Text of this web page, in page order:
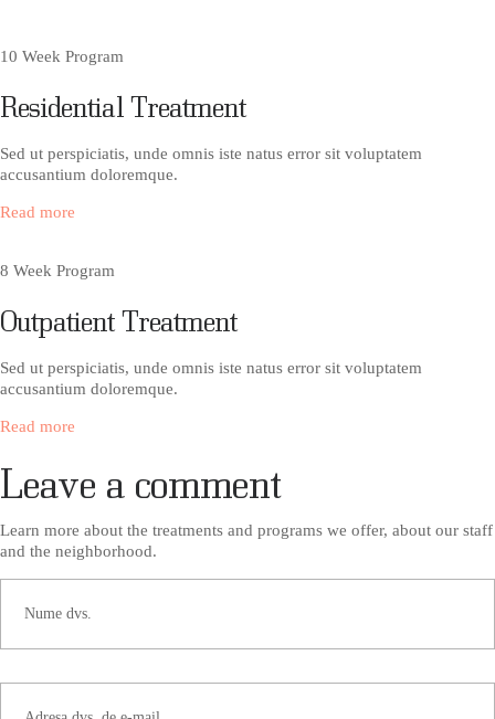
10 Week Program
Residential Treatment
Sed ut perspiciatis, unde omnis iste natus error sit voluptatem
accusantium doloremque.
Read more
8 Week Program
Outpatient Treatment
Sed ut perspiciatis, unde omnis iste natus error sit voluptatem
accusantium doloremque.
Read more
Leave a comment
Learn more about the treatments and programs we offer, about our staff
and the neighborhood.